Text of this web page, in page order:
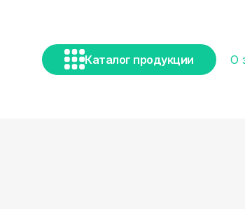
Каталог продукции О